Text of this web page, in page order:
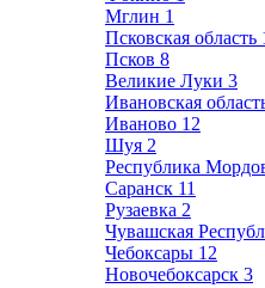
Мглин 1
Псковская область
Псков 8
Великие Луки 3
Ивановская
Иваново 12
Шуя 2
Республика
Саранск 11
Рузаевка 2
Чувашская
Чебоксары 12
Новочебоксарск 3